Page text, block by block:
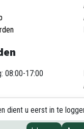
dient u eerst in te
08:00-17:00